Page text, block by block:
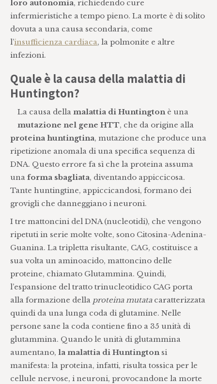
loro autonomia, richiedendo cure
infermieristiche a tempo pieno. La morte è di solito
dovuta a una causa secondaria, come
l’insufficienza cardiaca, la polmonite e altre
infezioni.
Quale è la causa della malattia di
Huntington?
La causa dellamalattia di Huntingtonè una
mutazione nel gene HTT, che da origine alla
proteina huntingtina, mutazione che produce una
ripetizione anomala di una specifica sequenza di
DNA. Questo errore fa sì che la proteina assuma
unaforma sbagliata, diventando appiccicosa.
Tante huntingtine, appiccicandosi, formano dei
grovigli che danneggiano i neuroni.
I tre mattoncini del DNA (nucleotidi), che vengono
ripetuti in serie molte volte, sono Citosina-Adenina-
Guanina. La tripletta risultante, CAG, costituisce a
sua volta un aminoacido, mattoncino delle
proteine, chiamato Glutammina. Quindi,
l’espansione del tratto trinucleotidico CAG porta
alla formazione della proteina mutatacaratterizzata
quindi da una lunga coda di glutamine. Nelle
persone sane la coda contiene fino a 35 unità di
glutammina. Quando le unità di glutammina
aumentano,la malattia di Huntingtonsi
manifesta: la proteina, infatti, risulta tossica per le
cellule nervose, i neuroni, provocandone la morte